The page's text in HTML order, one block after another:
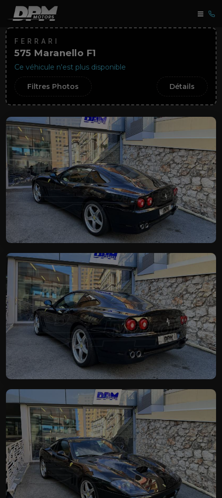
FERRARI
575 Maranello F1
Ce véhicule n'est plus disponible
Filtres Photos Détails